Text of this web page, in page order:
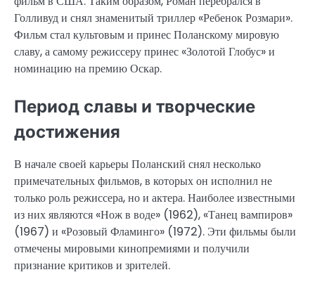
Голливуд и снял знаменитый триллер «Ребенок Розмари».
Фильм стал культовым и принес Поланскому мировую
славу, а самому режиссеру принес «Золотой Глобус» и
номинацию на премию Оскар.
Период славы и творческие
достижения
В начале своей карьеры Поланский снял несколько
примечательных фильмов, в которых он исполнил не
только роль режиссера, но и актера. Наиболее известными
из них являются «Нож в воде» (1962), «Танец вампиров»
(1967) и «Розовый Фламинго» (1972). Эти фильмы были
отмечены мировыми кинопремиями и получили
признание критиков и зрителей.